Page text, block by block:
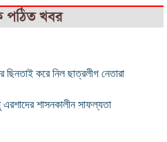
পঠিত খবর
ছিনতাই করে নিল ছাত্রলীগ নেতারা
শাসনকালীন সাফল্যতা